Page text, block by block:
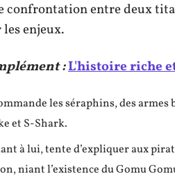
confrontation entre deux
enjeux.
:L'histoire riche
les séraphins, des
et S-Shark.
à lui, tente d’expliquer aux
niant l’existence du Gomu